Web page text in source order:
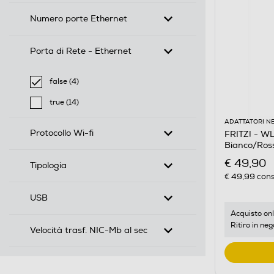
Numero porte Ethernet
Porta di Rete - Ethernet
false (4)
selected Filtro applicato per Porta di Rete - Ethernet:
true (14)
Protocollo Wi-fi
Tipologia
USB
Velocità trasf. NIC-Mb al sec
ADATTATORI
FRITZ! -
Bianco/
€ 49,90
€ 49,99
Acquisto
Ritiro in